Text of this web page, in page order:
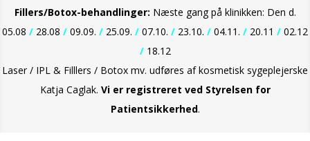
Fillers/Botox-behandlinger: Næste gang på klinikken: Den d.
05.08 / 28.08 / 09.09. / 25.09. / 07.10. / 23.10. / 04.11. / 20.11 / 02.12
/18.12
Laser / IPL & Filllers / Botox mv. udføres af kosmetisk sygeplejerske
Katja Caglak. Vi er registreret ved Styrelsen for
Patientsikkerhed.